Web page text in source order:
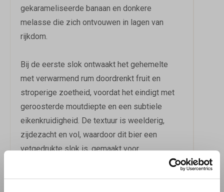
gekarameliseerde banaan en donkere
melasse die zich ontvouwen in lagen van
rijkdom.
Bij de eerste slok ontwaakt het gehemelte
met verwarmend rum doordrenkt fruit en
stroperige zoetheid, voordat het eindigt met
geroosterde moutdiepte en een subtiele
eikenkruidigheid. De textuur is weelderig,
zijdezacht en vol, waardoor dit bier een
vetgedrukte slok is, gemaakt voor
verwenmomenten en eilanddromen. Met een
alcoholpercentage van 11,3% is het een